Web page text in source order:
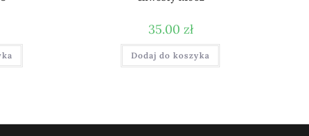
35.00 zł
Dodaj do koszyka